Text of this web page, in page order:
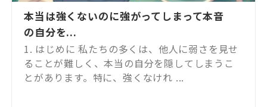
本当は強くないのに強がってしまって本音
の自分を...
1. はじめに 私たちの多くは、他人に弱さを見せ
ることが難しく、本当の自分を隠してしまうこ
とがあります。特に、強くなけれ ...